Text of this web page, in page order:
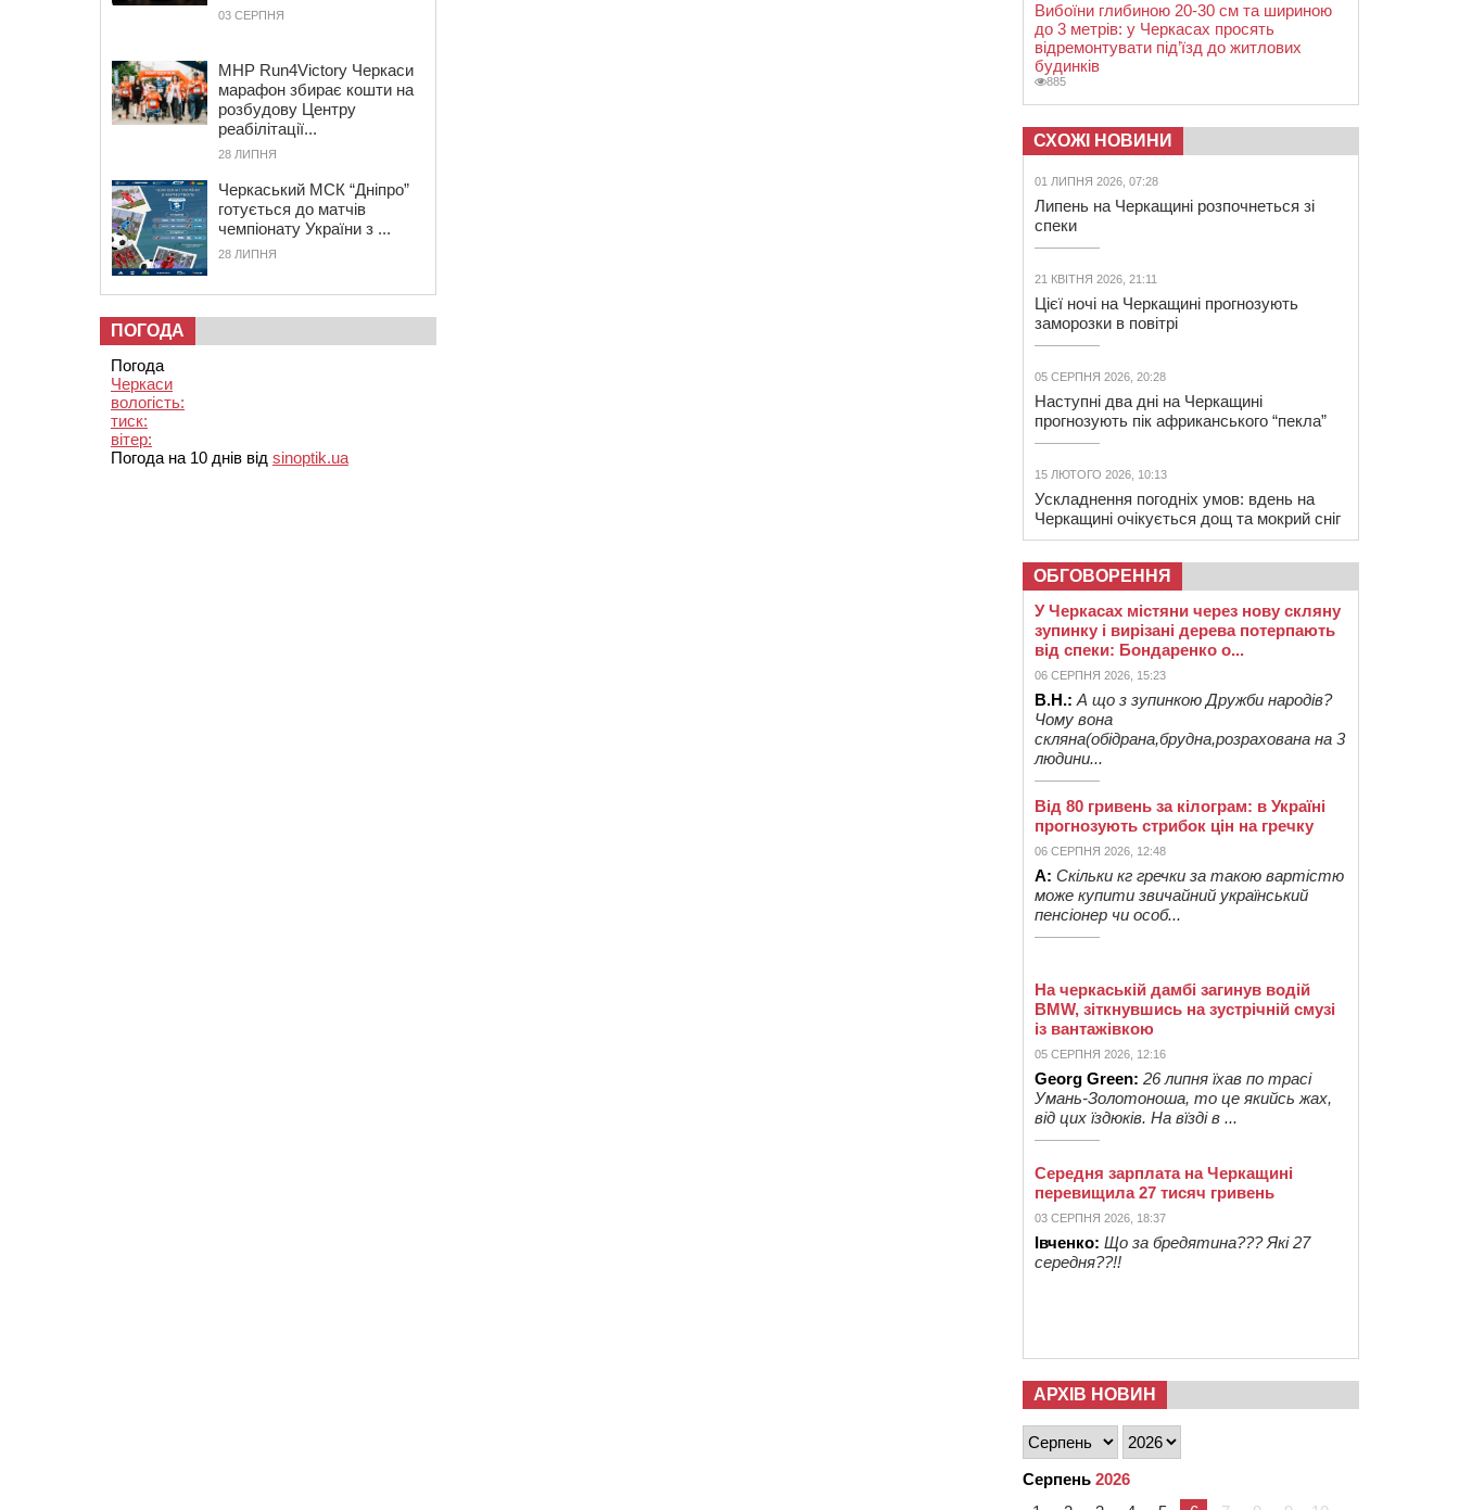
03 СЕРПНЯ
MHP Run4Victory Черкаси
марафон збирає кошти на
розбудову Центру
реабілітації...
28 ЛИПНЯ
Черкаський МСК “Дніпро”
готується до матчів
чемпіонату України з ...
28 ЛИПНЯ
ПОГОДА
Погода
Черкаси
вологість:
тиск:
вітер:
Погода на 10 днів від sinoptik.ua
Вибоїни глибиною 20-30 см та шириною
до 3 метрів: у Черкасах просять
відремонтувати під’їзд до житлових
будинків
885
СХОЖІ НОВИНИ
01 ЛИПНЯ 2026, 07:28
Липень на Черкащині розпочнеться зі
спеки
21 КВІТНЯ 2026, 21:11
Цієї ночі на Черкащині прогнозують
заморозки в повітрі
05 СЕРПНЯ 2026, 20:28
Наступні два дні на Черкащині
прогнозують пік африканського “пекла”
15 ЛЮТОГО 2026, 10:13
Ускладнення погодніх умов: вдень на
Черкащині очікується дощ та мокрий сніг
ОБГОВОРЕННЯ
У Черкасах містяни через нову скляну
зупинку і вирізані дерева потерпають
від спеки: Бондаренко о...
06 СЕРПНЯ 2026, 15:23
В.Н.: А що з зупинкою Дружби народів?
Чому вона
скляна(обідрана,брудна,розрахована на 3
людини...
Від 80 гривень за кілограм: в Україні
прогнозують стрибок цін на гречку
06 СЕРПНЯ 2026, 12:48
А: Скільки кг гречки за такою вартістю
може купити звичайний український
пенсіонер чи особ...
На черкаській дамбі загинув водій
BMW, зіткнувшись на зустрічній смузі
із вантажівкою
05 СЕРПНЯ 2026, 12:16
Georg Green: 26 липня їхав по трасі
Умань-Золотоноша, то це якийсь жах,
від цих їздюків. На вїзді в ...
Середня зарплата на Черкащині
перевищила 27 тисяч гривень
03 СЕРПНЯ 2026, 18:37
Івченко: Що за бредятина??? Які 27
середня??!!
АРХІВ НОВИН
Серпень 2026